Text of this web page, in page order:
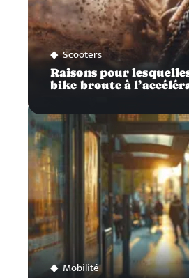
Scooters
Raisons pour
bike broute à
Mobilité